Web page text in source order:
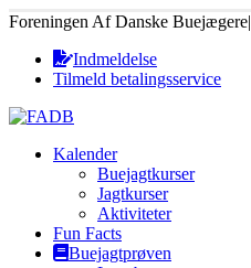
Foreningen Af Danske Buejægere|
Indmeldelse
Tilmeld betalingsservice
Kalender
Buejagtkurser
Jagtkurser
Aktiviteter
Fun Facts
Buejagtprøven